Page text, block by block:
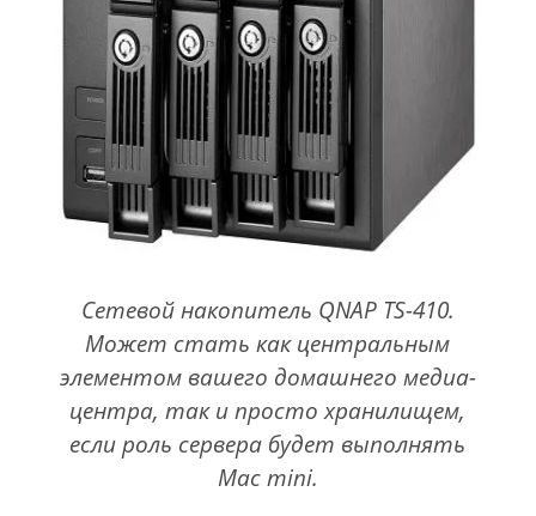
Сетевой накопитель QNAP TS-410.
Может стать как центральным
элементом вашего домашнего медиа-
центра, так и просто хранилищем,
если роль сервера будет выполнять
Mac mini.